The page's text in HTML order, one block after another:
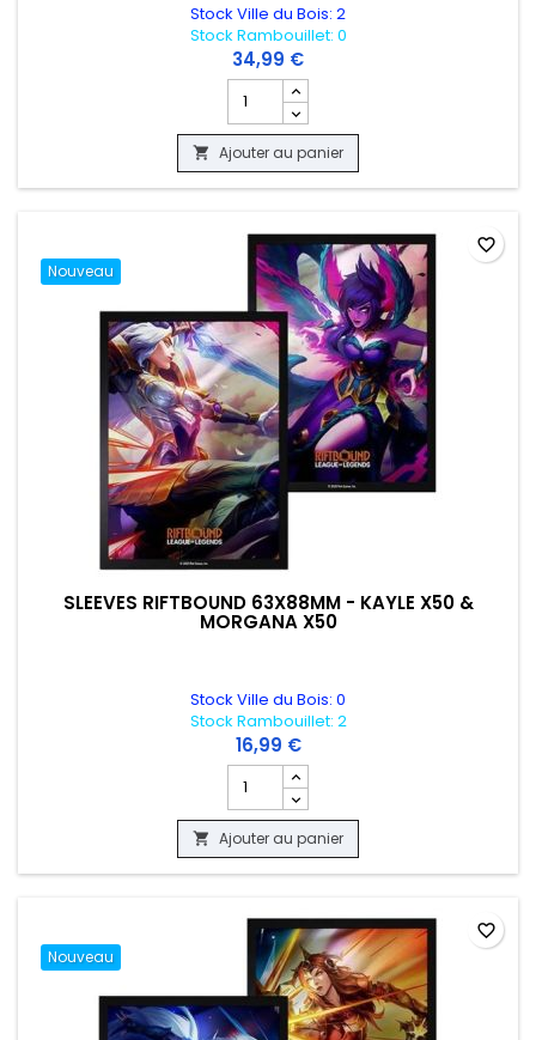
Stock Ville du Bois: 2
Stock Rambouillet: 0
34,99 €
Champ quantité du produit PELUCHE
 Ajouter au panier
Nouveau
SLEEVES RIFTBOUND 63X88MM - KAYLE X50 &
MORGANA X50
Stock Ville du Bois: 0
Stock Rambouillet: 2
16,99 €
Champ quantité du produit SLEEVES
 Ajouter au panier
favorite_border
Nouveau
favorite_border